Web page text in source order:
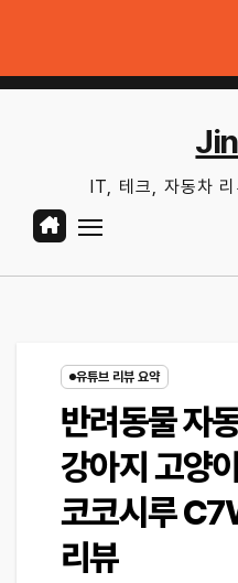
content
IT, 테크, 자동차
유튜브 리뷰 요약
반려동물 자
강아지 고양
코코시루
리뷰